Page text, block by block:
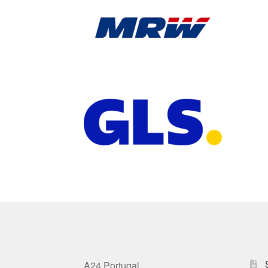
A24 Portugal